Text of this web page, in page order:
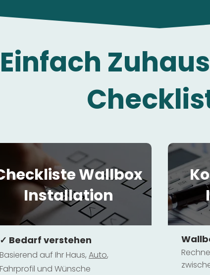
Einfach
Wallbox
Installation
✓ Bedarf verstehen
Basierend auf Ihr Haus, Auto,
Fahrprofil und Wünsche